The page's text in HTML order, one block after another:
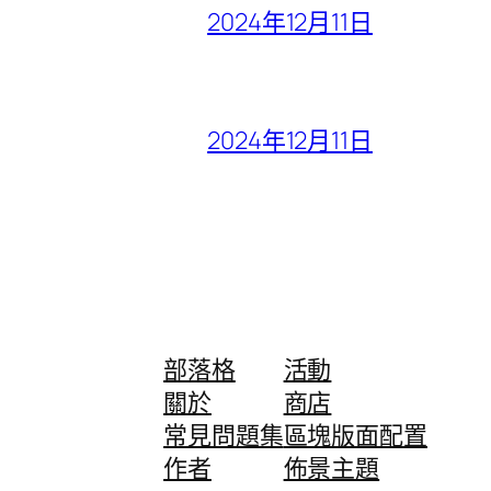
2024年12月11日
2024年12月11日
部落格
關於
常見問題集
作者
活動
商店
區塊版面配置
佈景主題